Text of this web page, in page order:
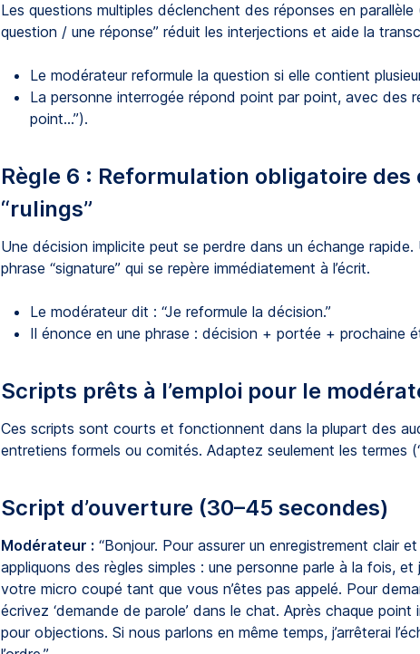
Les questions multiples déclenchent des réponses en
question / une réponse” réduit les interjections et aide la
Le modérateur reformule la question si elle contient
La personne interrogée répond point par point, avec des
point…”).
Règle 6 : Reformulation obligatoire
“rulings”
Une décision implicite peut se perdre dans un échange
phrase “signature” qui se repère immédiatement à l’écrit.
Le modérateur dit : “Je reformule la décision.”
Il énonce en une phrase : décision + portée + prochaine
Scripts prêts à l’emploi pour le
Ces scripts sont courts et fonctionnent dans la plupart des
entretiens formels ou comités. Adaptez seulement les termes
Script d’ouverture (30–45 secondes)
Modérateur : “Bonjour. Pour assurer un enregistrement clair
appliquons des règles simples : une personne parle à la fois,
votre micro coupé tant que vous n’êtes pas appelé. Pour
écrivez ‘demande de parole’ dans le chat. Après chaque
pour objections. Si nous parlons en même temps, j’arrêterai